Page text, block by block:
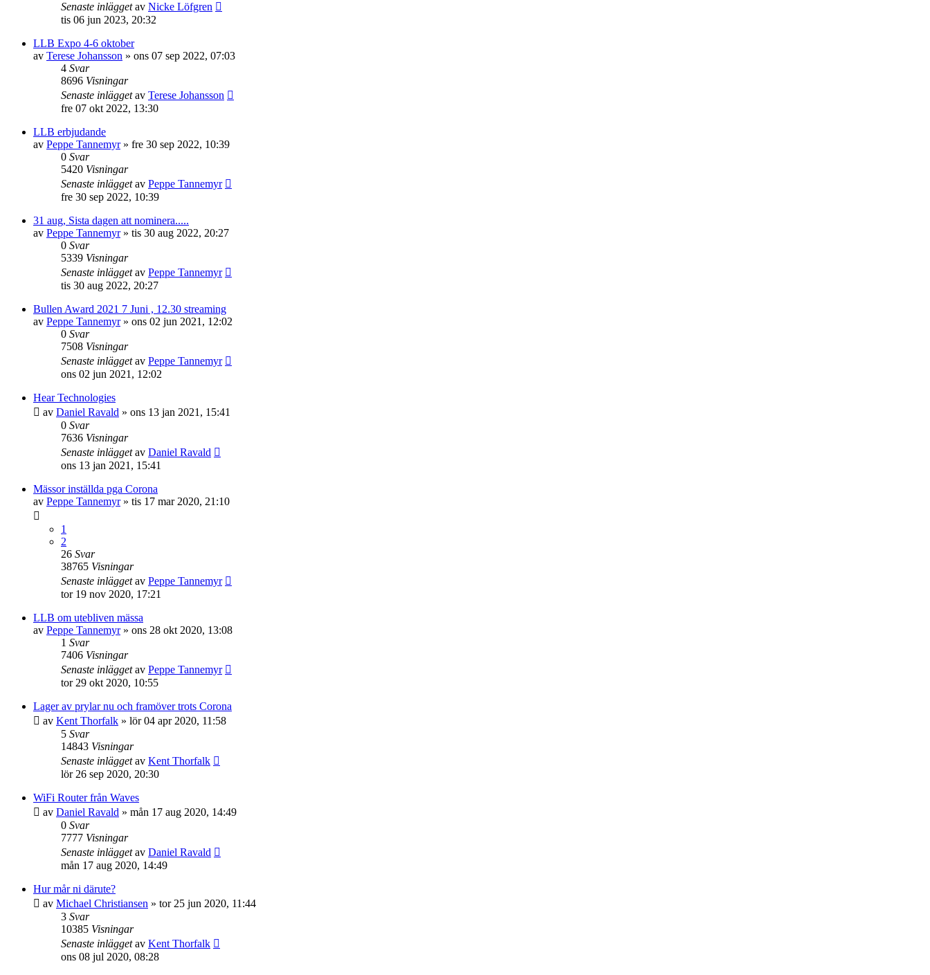
Senaste inläggetav Nicke Löfgren
tis 06 jun 2023, 20:32
LLB Expo 4-6 oktober
av Terese Johansson » ons 07 sep 2022, 07:03
4 Svar
8696 Visningar
Senaste inläggetav Terese Johansson
fre 07 okt 2022, 13:30
LLB erbjudande
av Peppe Tannemyr» fre 30 sep 2022, 10:39
0 Svar
5420 Visningar
Senaste inläggetav Peppe Tannemyr
fre 30 sep 2022, 10:39
31 aug, Sista dagen att nominera.....
av Peppe Tannemyr» tis 30 aug 2022, 20:27
0 Svar
5339 Visningar
Senaste inläggetav Peppe Tannemyr
tis 30 aug 2022, 20:27
Bullen Award 2021 7 Juni , 12.30 streaming
av Peppe Tannemyr» ons 02 jun 2021, 12:02
0 Svar
7508 Visningar
Senaste inläggetav Peppe Tannemyr
ons 02 jun 2021, 12:02
Hear Technologies
av Daniel Ravald » ons 13 jan 2021, 15:41
0 Svar
7636 Visningar
Senaste inläggetav Daniel Ravald
ons 13 jan 2021, 15:41
Mässor inställda pga Corona
av Peppe Tannemyr» tis 17 mar 2020, 21:10
1
2
26 Svar
38765 Visningar
Senaste inläggetav Peppe Tannemyr
tor 19 nov 2020, 17:21
LLB om utebliven mässa
av Peppe Tannemyr» ons 28 okt 2020, 13:08
1 Svar
7406 Visningar
Senaste inläggetav Peppe Tannemyr
tor 29 okt 2020, 10:55
Lager av prylar nu och framöver trots Corona
av Kent Thorfalk » lör 04 apr 2020, 11:58
5 Svar
14843 Visningar
Senaste inläggetav Kent Thorfalk
lör 26 sep 2020, 20:30
WiFi Router från Waves
av Daniel Ravald » mån 17 aug 2020, 14:49
0 Svar
7777 Visningar
Senaste inläggetav Daniel Ravald
mån 17 aug 2020, 14:49
Hur mår ni därute?
av Michael Christiansen » tor 25 jun 2020, 11:44
3 Svar
10385 Visningar
Senaste inläggetav Kent Thorfalk
ons 08 jul 2020, 08:28